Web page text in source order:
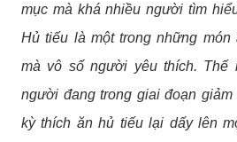
mục mà khá nhiều người tìm
Hủ tiếu là một trong những
mà vô số người yêu thích. Thế
người đang trong giai đoạn
kỳ thích ăn hủ tiếu lại dấy lên